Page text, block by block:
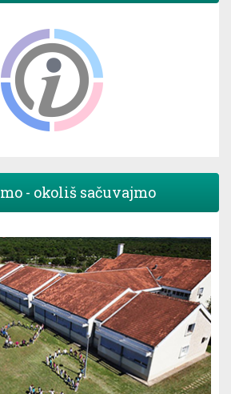
- okoliš sačuvajmo